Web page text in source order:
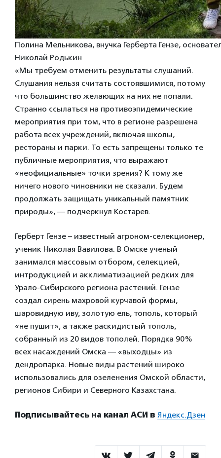
Полина Мельникова, внучка Герберта Гензе,
Николай Родькин
«Мы требуем отменить результаты слушаний.
Слушания нельзя считать состоявшимися, потому
что большинство желающих на них не попали.
Странно ссылаться на противоэпидемические
мероприятия при том, что в регионе разрешена
работа всех учреждений, включая школы,
рестораны и парки. То есть запрещены только те
публичные мероприятия, что выражают
«неофициальные» точки зрения? К тому же
ничего нового чиновники не сказали. Будем
продолжать защищать уникальный памятник
природы», — подчеркнул Костарев.
Герберт Гензе – известный агроном-селекционер,
ученик Николая Вавилова. В Омске ученый
занимался массовым отбором, селекцией,
интродукцией и акклиматизацией редких для
Урало-Сибирского региона растений. Гензе
создал сирень махровой курчавой формы,
шаровидную иву, золотую ель, тополь, который
«не пушит», а также раскидистый тополь,
собранный из 20 видов тополей. Порядка 90%
всех насаждений Омска — «выходцы» из
дендропарка. Новые виды растений широко
использовались для озеленения Омской области,
регионов Сибири и Северного Казахстана.
Подписывайтесь на канал АСИ в Яндекс.Дзен